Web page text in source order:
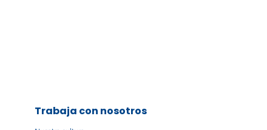
Trabaja con nosotros